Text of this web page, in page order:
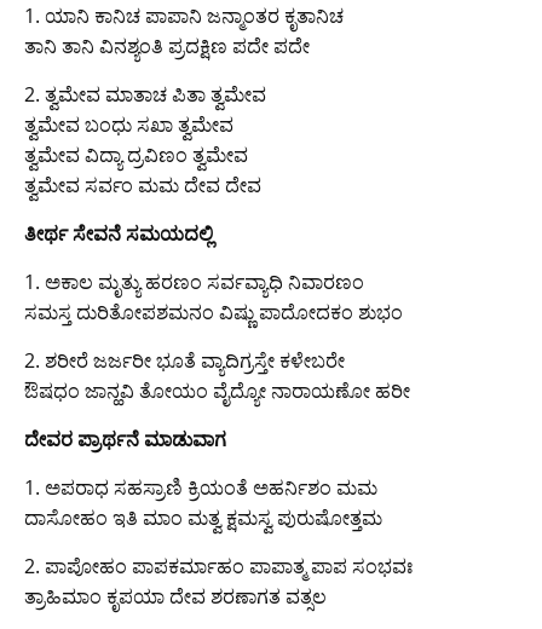
1. ಯಾನಿ ಕಾನಿಚ ಪಾಪಾನಿ ಜನ್ಮಾಂತರ ಕೃತಾನಿಚ
ತಾನಿ ತಾನಿ ವಿನಶ್ಯಂತಿ ಪ್ರದಕ್ಷಿಣ ಪದೇ ಪದೇ
2. ತ್ವಮೇವ ಮಾತಾಚ ಪಿತಾ ತ್ವಮೇವ
ತ್ವಮೇವ ಬಂಧು ಸಖಾ ತ್ವಮೇವ
ತ್ವಮೇವ ವಿದ್ಯಾ ದ್ರವಿಣಂ ತ್ವಮೇವ
ತ್ವಮೇವ ಸರ್ವಂ ಮಮ ದೇವ ದೇವ
ತೀರ್ಥ ಸೇವನೆ ಸಮಯದಲ್ಲಿ
1. ಅಕಾಲ ಮೃತ್ಯು ಹರಣಂ ಸರ್ವವ್ಯಾಧಿ ನಿವಾರಣಂ
ಸಮಸ್ತ ದುರಿತೋಪಶಮನಂ ವಿಷ್ಣು ಪಾದೋದಕಂ ಶುಭಂ
2. ಶರೀರೆ ಜರ್ಜರೀ ಭೂತೆ ವ್ಯಾದಿಗ್ರಸ್ತೇ ಕಳೇಬರೇ
ಔಷಧಂ ಜಾನ್ಹವಿ ತೋಯಂ ವೈದ್ಯೋ ನಾರಾಯಣೋ ಹರೀ
ದೇವರ ಪ್ರಾರ್ಥನೆ ಮಾಡುವಾಗ
1. ಅಪರಾಧ ಸಹಸ್ರಾಣಿ ಕ್ರಿಯಂತೆ ಅಹರ್ನಿಶಂ ಮಮ
ದಾಸೋಹಂ ಇತಿ ಮಾಂ ಮತ್ವ ಕ್ಷಮಸ್ವ ಪುರುಷೋತ್ತಮ
2. ಪಾಪೋಹಂ ಪಾಪಕರ್ಮಾಹಂ ಪಾಪಾತ್ಮ ಪಾಪ ಸಂಭವಃ
ತ್ರಾಹಿಮಾಂ ಕೃಪಯಾ ದೇವ ಶರಣಾಗತ ವತ್ಸಲ